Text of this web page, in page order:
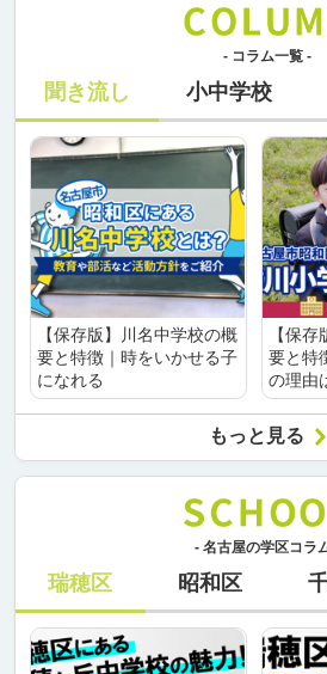
- コラム一覧 -
聞き流し 小中学校
【保存版】川名中学校の概
要と特徴｜時をいかせる子
になれる
【保
要と特
の理由
もっと見る
- 名古屋の学区コラ
瑞穂区 昭和区